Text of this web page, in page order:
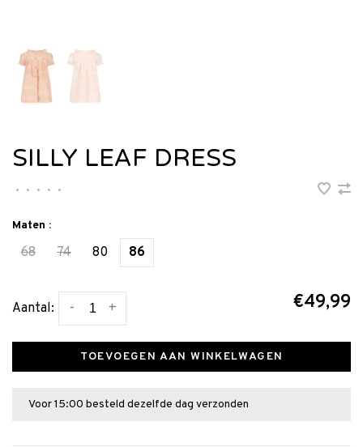
SILLY LEAF DRESS
• • • • •
Maten :
68 74 80 86
Aantal: +
- €49,99
TOEVOEGEN AAN WINKELWAGEN
Voor 15:00 besteld dezelfde dag verzonden